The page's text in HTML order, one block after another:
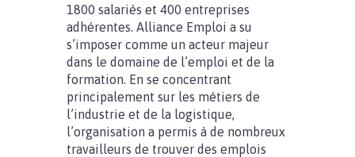
1800 salariés et 400 entreprises
adhérentes. Alliance Emploi a su
s’imposer comme un acteur majeur
dans le domaine de l’emploi et de la
formation. En se concentrant
principalement sur les métiers de
l’industrie et de la logistique,
l’organisation a permis à de nombreux
travailleurs de trouver des emplois